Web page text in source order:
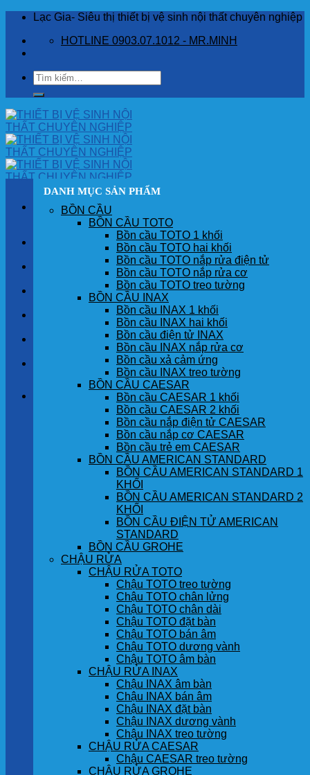
Skip
content
Lạc Gia- Siêu thị thiết bị vệ sinh nội thất chuyên nghiệp
HOTLINE 0903.07.1012 - MR.MINH
Tìm
kiếm:
SẢN PHẨM
GÓC KHÁCH HÀNG
Chưa có sản phẩm trong giỏ hàng.
DANH MỤC SẢN PHẨM
BỒN CẦU
BỒN CẦU TOTO
Bồn cầu TOTO 1 khối
Bồn cầu TOTO hai khối
Bồn cầu TOTO nắp rửa điện tử
Bồn cầu TOTO nắp rửa cơ
Bồn cầu TOTO treo tường
BỒN CẦU INAX
Bồn cầu INAX 1 khối
Bồn cầu INAX hai khối
Bồn cầu điện tử INAX
Bồn cầu INAX nắp rửa cơ
Bồn cầu xả cảm ứng
Bồn cầu INAX treo tường
BỒN CẦU CAESAR
Bồn cầu CAESAR 1 khối
Bồn cầu CAESAR 2 khối
Bồn cầu nắp điện tử CAESAR
Bồn cầu nắp cơ CAESAR
Bồn cầu trẻ em CAESAR
BỒN CẦU AMERICAN STANDARD
BỒN CẦU AMERICAN STANDARD 1
KHỐI
BỒN CẦU AMERICAN STANDARD 2
KHỐI
BỒN CẦU ĐIỆN TỬ AMERICAN
STANDARD
BỒN CẦU GROHE
CHẬU RỬA
CHẬU RỬA TOTO
Chậu TOTO treo tường
Chậu TOTO chân lửng
Chậu TOTO chân dài
Chậu TOTO đặt bàn
Chậu TOTO bán âm
Chậu TOTO dương vành
Chậu TOTO âm bàn
CHẬU RỬA INAX
Chậu INAX âm bàn
Chậu INAX bán âm
Chậu INAX đặt bàn
Chậu INAX dương vành
Chậu INAX treo tường
CHẬU RỬA CAESAR
Chậu CAESAR treo tường
CHẬU RỬA GROHE